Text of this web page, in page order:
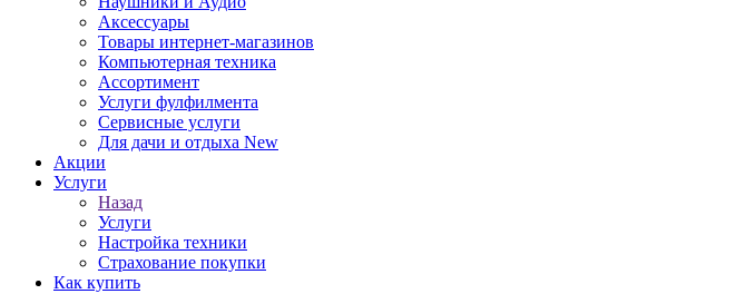
Аксессуары
Товары интернет-магазинов
Компьютерная техника
Ассортимент
Услуги фулфилмента
Сервисные услуги
Для дачи и отдыха New
Акции
Услуги
Назад
Услуги
Настройка техники
Страхование покупки
Как купить